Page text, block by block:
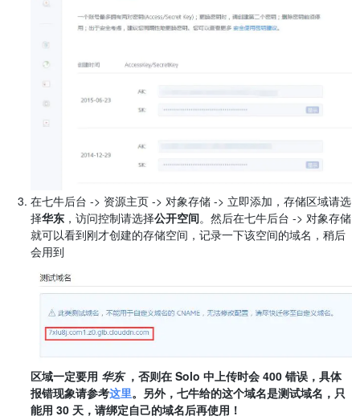
在七牛后台 -> 资源主页 -> 对象存储 -> 立即添加，存储区域请选
择华东 ，访问控制请选择公开空间。然后在七牛后台 -> 对象存储
就可以看到刚才创建的存储空间，记录一下该空间的域名，稍后
会用到
区域一定要用 华东，否则在 Solo 中上传时会 400 错误，具体
报错现象请参考这里。另外，七牛给的这个域名是测试域名，只
能用 30 天，请绑定自己的域名后再使用！